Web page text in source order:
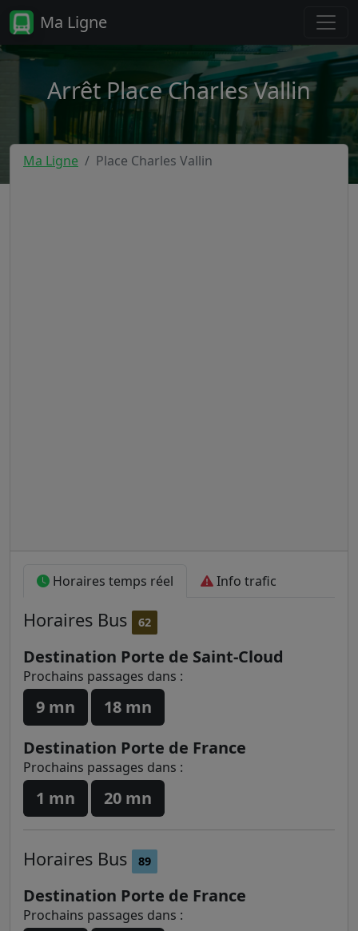
Ma Ligne
Arrêt Place Charles Vallin
Ma Ligne Place Charles Vallin
Horaires temps réel Info trafic
Horaires Bus 62
Destination Porte de Saint-Cloud
Prochains passages dans :
9 mn
18 mn
Destination Porte de France
Prochains passages dans :
1 mn 20 mn
Horaires Bus 89
Destination Porte de France
Prochains passages dans :